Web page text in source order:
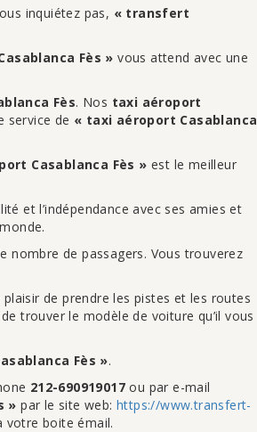
inquiétez pas, « transfert
Fès »vous attend avec une
Fès. Nos taxi aéroport
service de « taxi aéroport Casablanca
Casablanca Fès » est le meilleur
et l’indépendance avec ses amies et
nombre de passagers. Vous trouverez
de prendre les pistes et les routes
trouver le modèle de voiture qu’il vous
Fès ».
212-690919017 ou par e-mail
» par le site web:https://www.transfert-
votre boite émail.